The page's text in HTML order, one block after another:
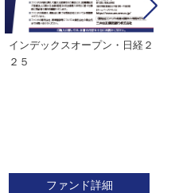
インデックスオープン・日経２
２５
ファンド詳細